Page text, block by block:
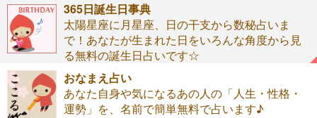
365日誕生日事典
太陽星座に月星座、日の干支から数秘占いま
で！あなたが生まれた日をいろんな角度から見
る無料の誕生日占いです☆
おなまえ占い
あなた自身や気になるあの人の「人生・性格・
運勢」を、名前で簡単無料で占います♪